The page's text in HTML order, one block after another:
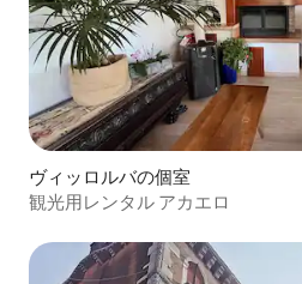
ヴィッロルバの個室
観光用レンタル アカエロ